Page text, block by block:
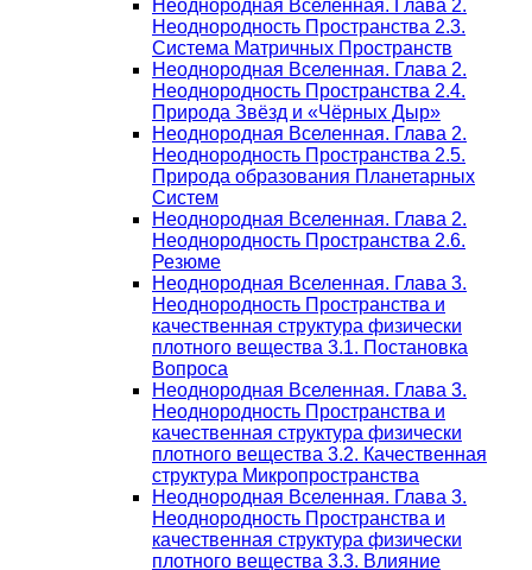
Неоднородная Вселенная. Глава 2.
Неоднородность Пространства 2.3.
Система Матричных Пространств
Неоднородная Вселенная. Глава 2.
Неоднородность Пространства 2.4.
Природа Звёзд и «Чёрных Дыр»
Неоднородная Вселенная. Глава 2.
Неоднородность Пространства 2.5.
Природа образования Планетарных
Систем
Неоднородная Вселенная. Глава 2.
Неоднородность Пространства 2.6.
Резюме
Неоднородная Вселенная. Глава 3.
Неоднородность Пространства и
качественная структура физически
плотного вещества 3.1. Постановка
Вопроса
Неоднородная Вселенная. Глава 3.
Неоднородность Пространства и
качественная структура физически
плотного вещества 3.2. Качественная
структура Микропространства
Неоднородная Вселенная. Глава 3.
Неоднородность Пространства и
качественная структура физически
плотного вещества 3.3. Влияние